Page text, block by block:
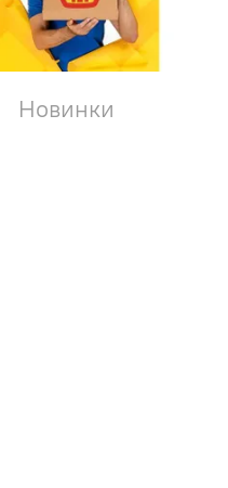
Новинки